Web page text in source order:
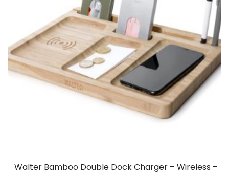
Walter Bamboo Double Dock Charger – Wireless –